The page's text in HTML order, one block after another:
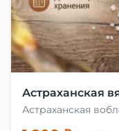
Астраханская
Астраханская